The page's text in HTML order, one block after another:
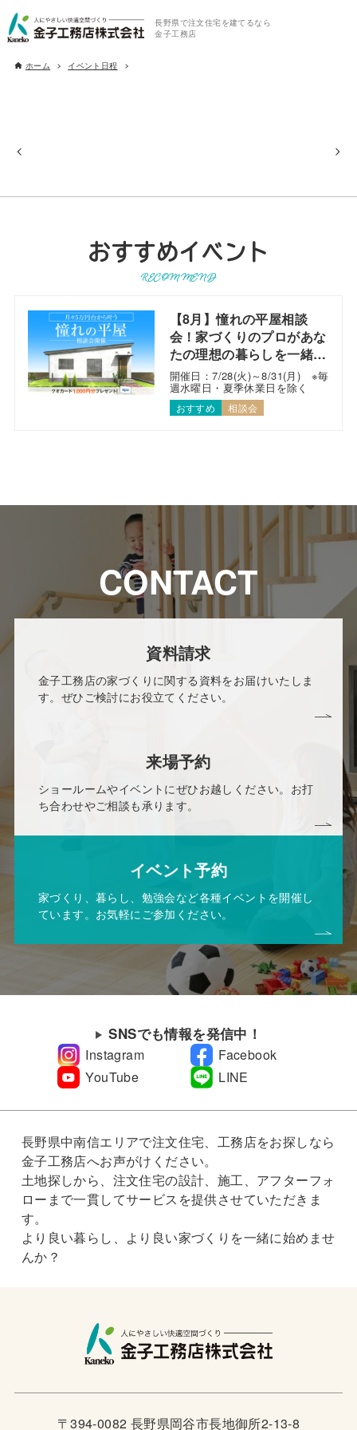
長野県で注文住宅を建てるなら
金子工務店
ホーム イベント日程
おすすめイベント
RECOMMEND
【8月】憧れの平屋相談
会！家づくりのプロがあな
たの理想の暮らしを一緒に
考えます！
開催日：7/28(火)～8/31(月) ※毎
週水曜日・夏季休業日を除く
おすすめ 相談会
CONTACT
資料請求
金子工務店の家づくりに関する資料をお届けいたしま
す。ぜひご検討にお役立てください。
来場予約
ショールームやイベントにぜひお越しください。お打
ち合わせやご相談も承ります。
イベント予約
家づくり、暮らし、勉強会など各種イベントを開催し
ています。お気軽にご参加ください。
SNSでも情報を発信中！
Instagram
Facebook
YouTube
LINE
長野県中南信エリアで注文住宅、工務店をお探しなら
金子工務店へお声がけください。
土地探しから、注文住宅の設計、施工、アフターフォ
ローまで一貫してサービスを提供させていただきま
す。
より良い暮らし、より良い家づくりを一緒に始めませ
んか？
〒394-0082 長野県岡谷市長地御所2-13-8